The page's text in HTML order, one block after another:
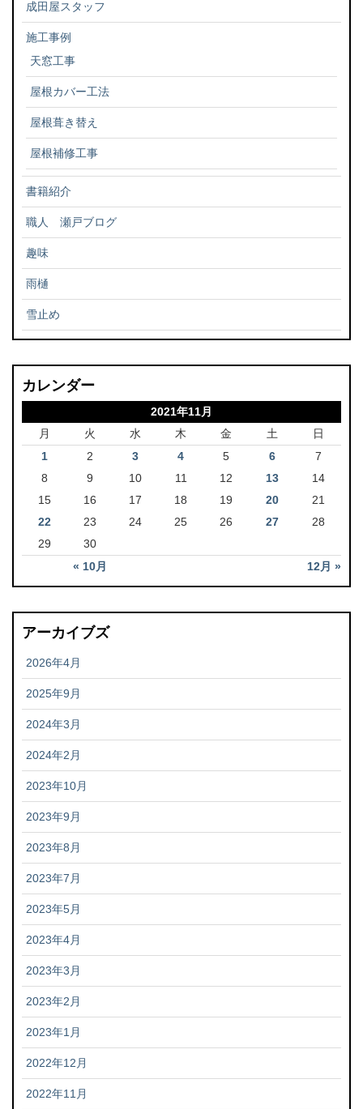
成田屋スタッフ
施工事例
天窓工事
屋根カバー工法
屋根葺き替え
屋根補修工事
書籍紹介
職人 瀬戸ブログ
趣味
雨樋
雪止め
カレンダー
2021年11月
月
火 水 木 金 土 日
« 10月 12月 »
1 2 3 4 5 6
7
8
9 10 11 12 13
14
15
16 17 18 19 20
21
22
23 24 25 26 27
28
29
30
アーカイブズ
2026年4月
2025年9月
2024年3月
2024年2月
2023年10月
2023年9月
2023年8月
2023年7月
2023年5月
2023年4月
2023年3月
2023年2月
2023年1月
2022年12月
2022年11月